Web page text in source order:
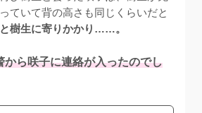
ていて背の高さも同じくらいだと
樹生に寄りかかり……。
から咲子に連絡が入ったのでし